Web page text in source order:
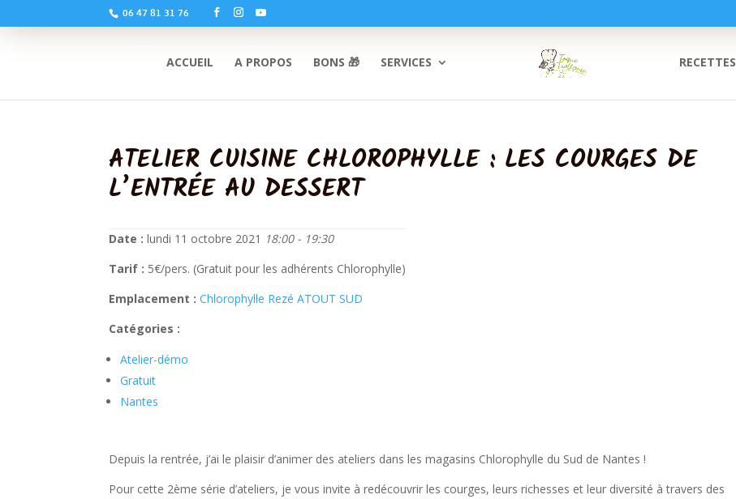
06 47 81 31 76
ACCUEIL A PROPOS BONS 🎁 SERVICES RECETTES
ATELIER CUISINE CHLOROPHYLLE : LES COURGES DE
L’ENTRÉE AU DESSERT
Date : lundi 11 octobre 2021 18:00 - 19:30
Tarif : 5€/pers. (Gratuit pour les adhérents Chlorophylle)
Emplacement : Chlorophylle Rezé ATOUT SUD
Catégories :
Atelier-démo
Gratuit
Nantes
Depuis la rentrée, j’ai le plaisir d’animer des ateliers dans les magasins Chlorophylle du Sud de Nantes !
Pour cette 2ème série d’ateliers, je vous invite à redécouvrir les courges, leurs richesses et leur diversité à travers des